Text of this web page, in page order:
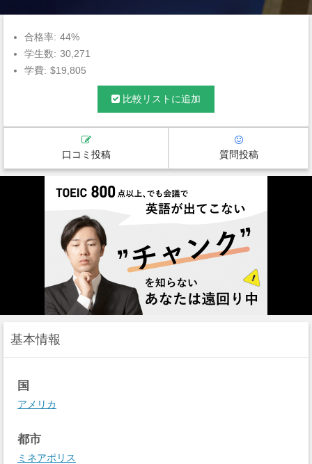
合格率: 44%
学生数: 30,271
学費: $19,805
比較リストに追加
口コミ投稿 質問投稿
基本情報
国
アメリカ
都市
ミネアポリス